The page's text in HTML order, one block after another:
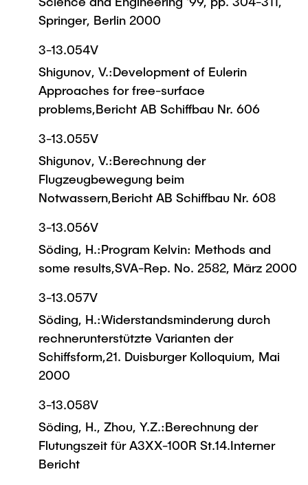
Springer, Berlin 2000
3-13.054V
Shigunov, V.:Development of Eulerin
Approaches for free-surface
problems,Bericht AB Schiffbau Nr. 606
3-13.055V
Shigunov, V.:Berechnung der
Flugzeugbewegung beim
Notwassern,Bericht AB Schiffbau Nr. 608
3-13.056V
Söding, H.:Program Kelvin: Methods and
some results,SVA-Rep. No. 2582, März 2000
3-13.057V
Söding, H.:Widerstandsminderung durch
rechnerunterstützte Varianten der
Schiffsform,21. Duisburger Kolloquium, Mai
2000
3-13.058V
Söding, H., Zhou, Y.Z.:Berechnung der
Flutungszeit für A3XX-100R St.14.Interner
Bericht